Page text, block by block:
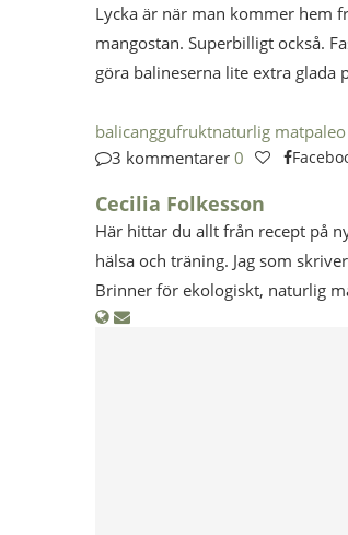
Lycka är när man kommer hem
mangostan. Superbilligt också.
göra balineserna lite extra glada
balicanggufruktnaturlig matpaleo
3 kommentarer 0
Cecilia Folkesson
Här hittar du allt från recept på
hälsa och träning. Jag som
Brinner för ekologiskt, naturlig